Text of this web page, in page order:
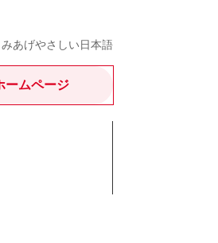
あげやさしい日本語
ームページ